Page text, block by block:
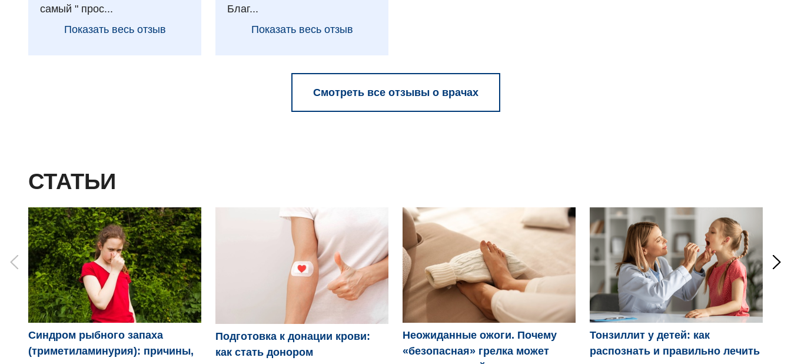
самый " прос...
Показать весь отзыв
Благ...
Показать весь отзыв
Смотреть все отзывы о врачах
СТАТЬИ
Синдром рыбного запаха
(триметиламинурия): причины,
Подготовка к донации крови:
как стать донором
Неожиданные ожоги. Почему
«безопасная» грелка может
Тонзиллит у детей: как
распознать и правильно лечить